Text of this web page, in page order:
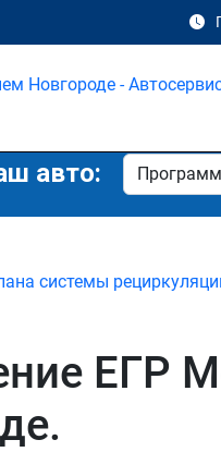
авто:
системы
ЕГР